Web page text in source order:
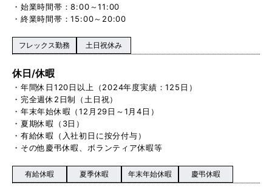
・始業時間帯：8:00～11:00
・終業時間帯：15:00～20:00
フレックス勤務 土日祝休み
休日/休暇
・年間休日120日以上（2024年度実績：125日）
・完全週休2日制（土日祝）
・年末年始休暇（12月29日～1月4日）
・夏期休暇（3日）
・有給休暇（入社初日に按分付与）
・その他慶弔休暇、ボランティア休暇等
有給休暇 夏季休暇 年末年始休暇 慶弔休暇